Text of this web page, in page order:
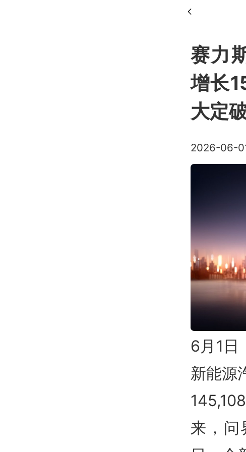
赛力
增长
大定
2026-06-
6月1日
新能源
来，问